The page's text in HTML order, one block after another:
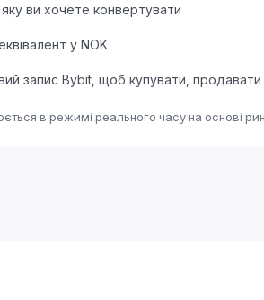
яку ви хочете конвертувати
у NOK
запис Bybit, щоб купувати,
в режимі реального часу на основі